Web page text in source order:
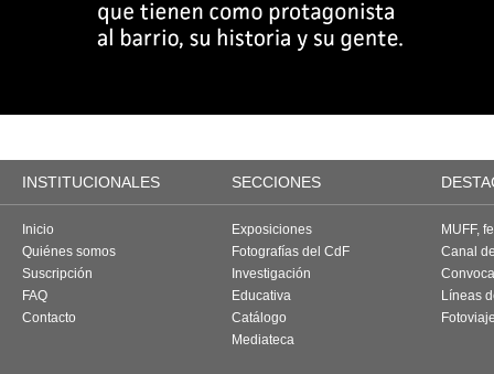
INSTITUCIONALES SECCIONES
Inicio
Quiénes somos
Suscripción
FAQ
Contacto
Exposiciones
Fotografías del CdF
Investigación
Educativa
Catálogo
Mediateca
MUFF,
Canal
Líneas